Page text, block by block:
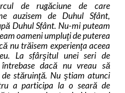
de rugăciune de care
auzisem de Duhul Sfânt,
Duhul Sfânt. Nu-mi puteam
oameni umpluţi de puterea
nu trăisem experienţa aceea
La sfârşitul unei seri de
dacă nu vreau să
stăruinţă. Nu ştiam atunci
a participa la o seară de